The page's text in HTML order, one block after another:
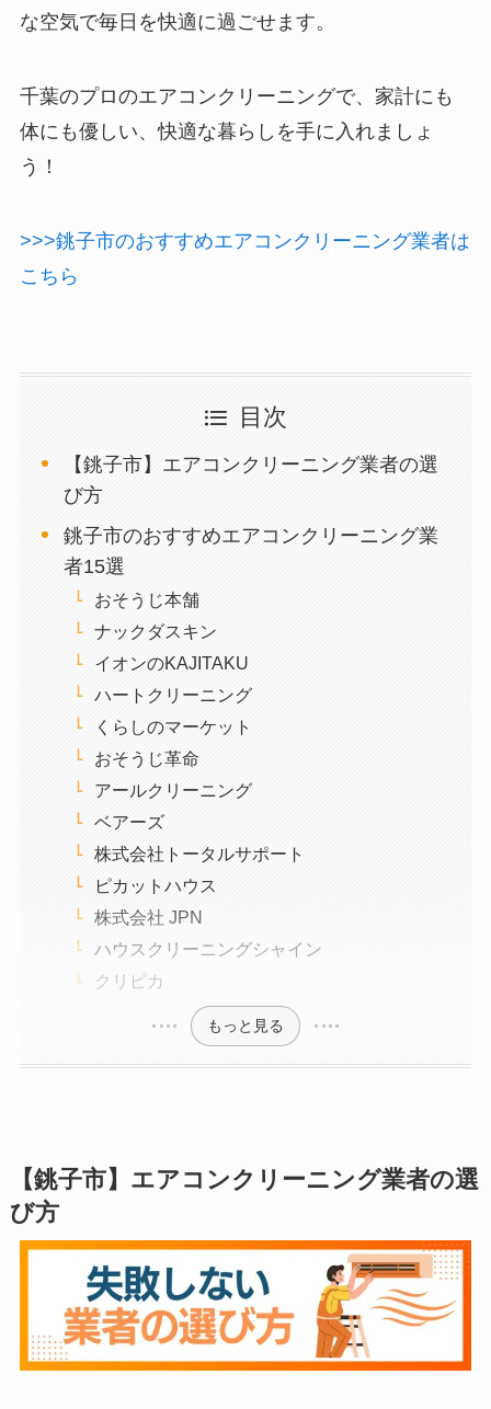
な空気で毎日を快適に過ごせます。
千葉のプロのエアコンクリーニングで、家計にも
体にも優しい、快適な暮らしを手に入れましょ
う！
>>>銚子市のおすすめエアコンクリーニング業者は
こちら
目次
【銚子市】エアコンクリーニング業者の選
び方
銚子市のおすすめエアコンクリーニング業
者15選
おそうじ本舗
ナックダスキン
イオンのKAJITAKU
ハートクリーニング
くらしのマーケット
おそうじ革命
アールクリーニング
ベアーズ
株式会社トータルサポート
ピカットハウス
株式会社 JPN
ハウスクリーニングシャイン
クリピカ
もっと見る
【銚子市】エアコンクリーニング業者の選
び方